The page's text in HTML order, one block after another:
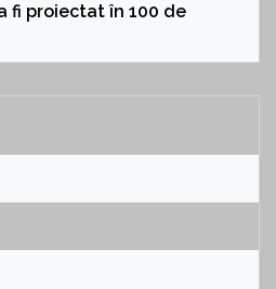
fi proiectat în 100 de